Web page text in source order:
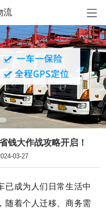
流
钱大作战攻略开启！
03-27
已成为人们日常生活中
随着个人迁移、商务需